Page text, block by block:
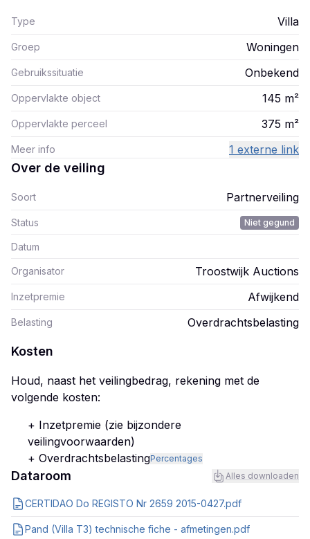
Type Villa
Groep Woningen
Gebruikssituatie Onbekend
Oppervlakte object 145 m²
Oppervlakte perceel 375 m²
Meer info 1 externe link
Over de veiling
Soort Partnerveiling
Status Niet gegund
Datum
Organisator Troostwijk Auctions
Inzetpremie Afwijkend
Belasting Overdrachtsbelasting
Kosten
Houd, naast het veilingbedrag, rekening met de
volgende kosten:
+ Inzetpremie (zie bijzondere
veilingvoorwaarden)
+ OverdrachtsbelastingPercentages
Dataroom Alles downloaden
CERTIDAO Do REGISTO Nr 2659 2015-0427.pdf
Pand (Villa T3) technische fiche - afmetingen.pdf